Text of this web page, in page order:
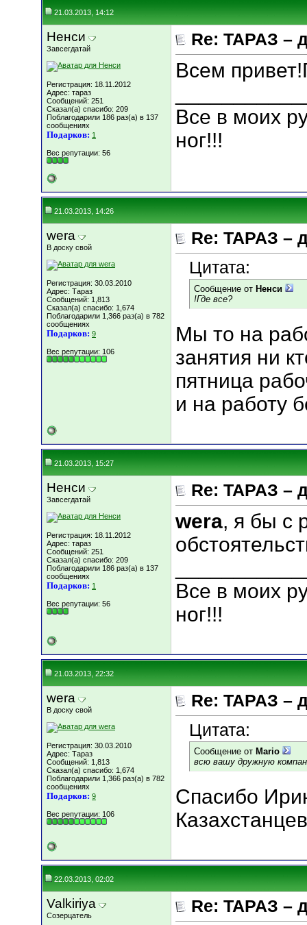
21.03.2013, 14:12
Ненси
Завсегдатай
Регистрация: 18.11.2012
Адрес: тараз
Сообщений: 251
Сказал(а) спасибо: 209
Поблагодарили 186 раз(а) в 137
сообщениях
Подарков: 1
Вес репутации: 56
Re: ТАРАЗ –
Всем
Все в моих
ног!!!
21.03.2013, 14:26
wera
В доску свой
Регистрация: 30.03.2010
Адрес: Тараз
Сообщений: 1,813
Сказал(а) спасибо: 1,674
Поблагодарили 1,366 раз(а) в 782
сообщениях
Подарков: 9
Вес репутации: 106
Re: ТАРАЗ –
Цитата:
Сообщение от Ненси
!Где все?
Мы то на
занятия ни
пятница
и на работу
21.03.2013, 15:27
Ненси
Завсегдатай
Регистрация: 18.11.2012
Адрес: тараз
Сообщений: 251
Сказал(а) спасибо: 209
Поблагодарили 186 раз(а) в 137
сообщениях
Подарков: 1
Вес репутации: 56
Re: ТАРАЗ –
wera, я бы с
Все в моих
ног!!!
21.03.2013, 22:32
wera
В доску свой
Регистрация: 30.03.2010
Адрес: Тараз
Сообщений: 1,813
Сказал(а) спасибо: 1,674
Поблагодарили 1,366 раз(а) в 782
сообщениях
Подарков: 9
Вес репутации: 106
Re: ТАРАЗ –
Цитата:
Сообщение от Mario
всю вашу дружную
Спасибо
22.03.2013, 02:02
Valkiriya
Созерцатель Re: ТАРАЗ –